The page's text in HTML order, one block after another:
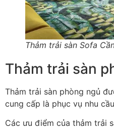
Thảm trải sàn Sofa
Thảm trải sàn
Thảm trải sàn phòng ngủ
cung cấp là phục vụ nhu
Các ưu điểm của thảm trải